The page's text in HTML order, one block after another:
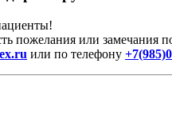
пожелания или замечания
или по телефону